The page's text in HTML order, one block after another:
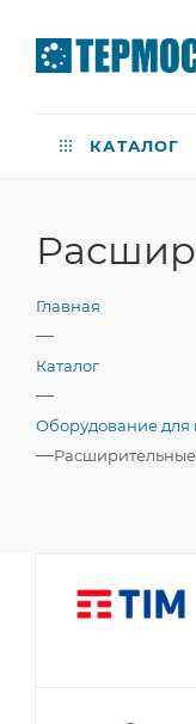
КАТАЛОГ
Главная
—
Каталог
—
Оборудование для
—